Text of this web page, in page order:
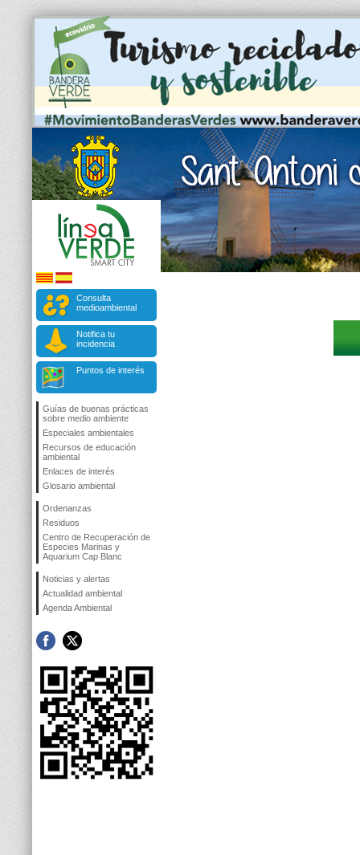
Consulta
medioambiental
Notifica tu
incidencia
Puntos de interés
Guías de buenas prácticas
sobre medio ambiente
Especiales ambientales
Recursos de educación
ambiental
Enlaces de interés
Glosario ambiental
Ordenanzas
Residuos
Centro de Recuperación de
Especies Marinas y
Aquarium Cap Blanc
Noticias y alertas
Actualidad ambiental
Agenda Ambiental